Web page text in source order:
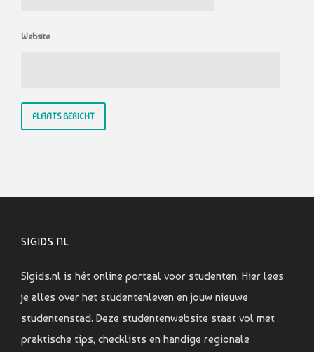
Website
SIGIDS.NL
SIgids.nl is hét online portaal voor studenten. Hier lees
je alles over het studentenleven en jouw nieuwe
studentenstad. Deze studentenwebsite staat vol met
praktische tips, checklists en handige regionale